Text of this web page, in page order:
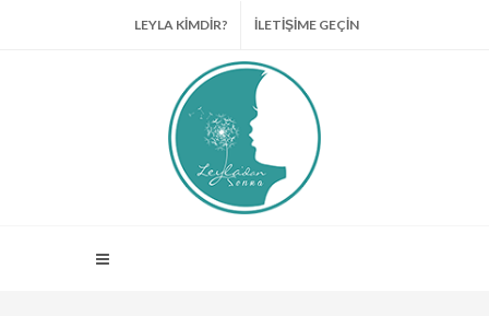
LEYLA KİMDİR? İLETİŞİME GEÇİN